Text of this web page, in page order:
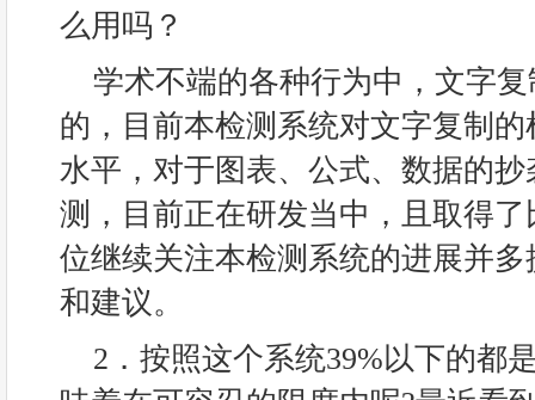
么用吗？
学术不端的各种行为中，文字
的，目前本检测系统对文字复制
水平，对于图表、公式、数据的
测，目前正在研发当中，且取得
位继续关注本检测系统的进展并
和建议。
2．按照这个系统39%以下的都